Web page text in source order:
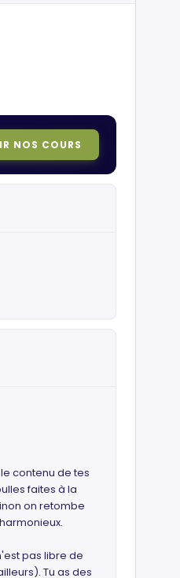
NOS COURS
contenu de tes
faites à la
on retombe
pas libre de
Tu as des